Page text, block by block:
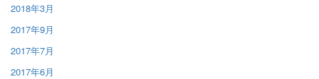
2018年3月
2017年9月
2017年7月
2017年6月